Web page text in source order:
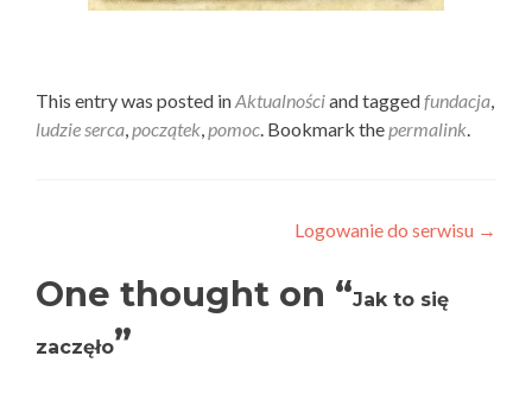
This entry was posted inAktualnościand taggedfundacja,
ludzie serca,początek,pomoc. Bookmark thepermalink.
navigation
Logowanie do serwisu →
One thought on “Jak to się
zaczęło”